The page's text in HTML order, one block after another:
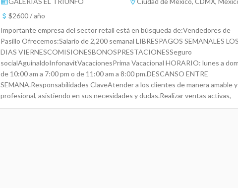
$2600 / año
Importante empresa del sector retail está en búsqueda de:Vendedores de
Pasillo Ofrecemos:Salario de 2,200 semanal LIBRESPAGOS SEMANALES LOS
DIAS VIERNESCOMISIONESBONOSPRESTACIONESSeguro
socialAguinaldoInfonavitVacacionesPrima Vacacional HORARIO: lunes a
de 10:00 am a 7:00 pm o de 11:00 am a 8:00 pm.DESCANSO ENTRE
SEMANA.Responsabilidades ClaveAtender a los clientes de manera amable y
profesional, asistiendo en sus necesidades y dudas.Realizar ventas activas,
promoviendo los productos disponibles en el pasillo.Colaborar con otros